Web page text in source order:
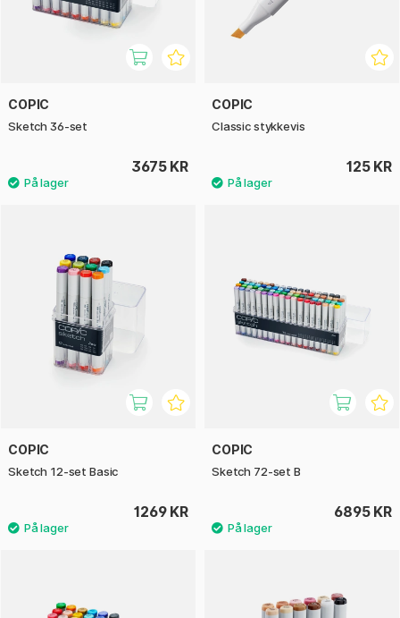
COPIC
Sketch 36-set
3675 KR
COPIC
Classic stykkevis
125 KR
COPIC
Sketch 12-set Basic
1269 KR
COPIC
Sketch 72-set B
6895 KR